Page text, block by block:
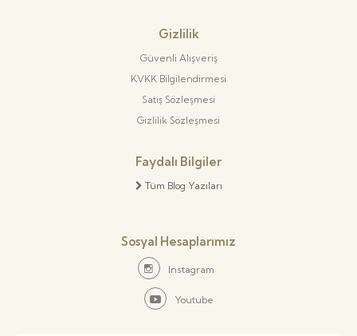
Gizlilik
Güvenli Alışveriş
KVKK Bilgilendirmesi
Satış Sözleşmesi
Gizlilik Sözleşmesi
Faydalı Bilgiler
Tüm Blog Yazıları
Sosyal Hesaplarımız
Instagram
Youtube